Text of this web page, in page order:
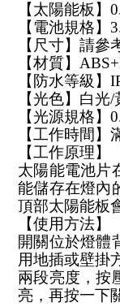
【太陽能板】
【電池規格
【尺寸】請參
【材質】
【防水等級】
【光色】白光/
【光源規格】
【工作時間】
【工作原理】
太陽能電池片
能儲存在燈內
頂部太陽能板
【使用方法】
開關位於燈體
用地插或壁掛
兩段亮度，按
亮，再按一下